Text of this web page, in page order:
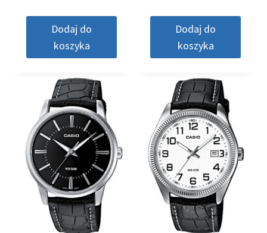
Dodaj do
koszyka
Dodaj do
koszyka